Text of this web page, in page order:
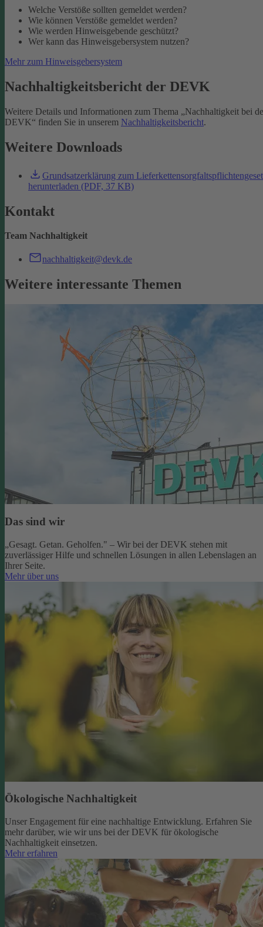
Welche Verstöße sollten gemeldet werden?
Wie können Verstöße gemeldet werden?
Wie werden Hinweisgebende geschützt?
Wer kann das Hinweisgebersystem nutzen?
Mehr zum Hinweisgebersystem
Nachhaltigkeitsbericht der DEVK
Weitere Details und Informationen zum Thema „Nachhaltigkeit bei
DEVK“ finden Sie in unserem Nachhaltigkeitsbericht.
Weitere Downloads
Grundsatzerklärung zum
herunterladen (PDF, 37 KB)
Kontakt
Team Nachhaltigkeit
nachhaltigkeit@devk.de
Weitere interessante Themen
Das sind wir
„Gesagt. Getan. Geholfen." – Wir bei der DEVK stehen mit
zuverlässiger Hilfe und schnellen Lösungen in allen Lebenslagen an
Ihrer Seite.
Mehr über uns
Ökologische Nachhaltigkeit
Unser Engagement für eine nachhaltige Entwicklung. Erfahren Sie
mehr darüber, wie wir uns bei der DEVK für ökologische
Nachhaltigkeit einsetzen.
Mehr erfahren